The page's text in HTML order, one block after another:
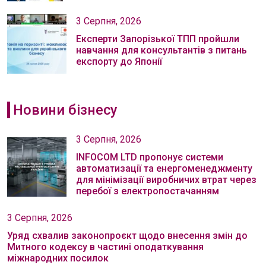
3 Серпня, 2026
Експерти Запорізької ТПП пройшли
навчання для консультантів з питань
експорту до Японії
Новини бізнесу
3 Серпня, 2026
INFOCOM LTD пропонує системи
автоматизації та енергоменеджменту
для мінімізації виробничих втрат через
перебої з електропостачанням
3 Серпня, 2026
Уряд схвалив законопроєкт щодо внесення змін до
Митного кодексу в частині оподаткування
міжнародних посилок